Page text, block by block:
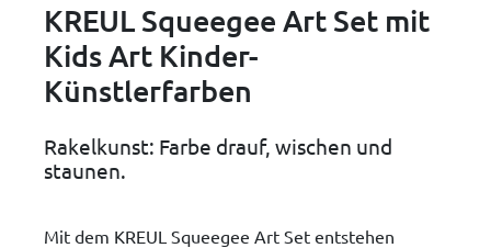
KREUL Squeegee Art Set mit
Kids Art Kinder-
Künstlerfarben
Rakelkunst: Farbe drauf, wischen und
staunen.
Mit dem KREUL Squeegee Art Set entstehen